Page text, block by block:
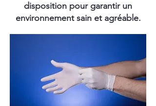
disposition pour garantir un
environnement sain et agréable.